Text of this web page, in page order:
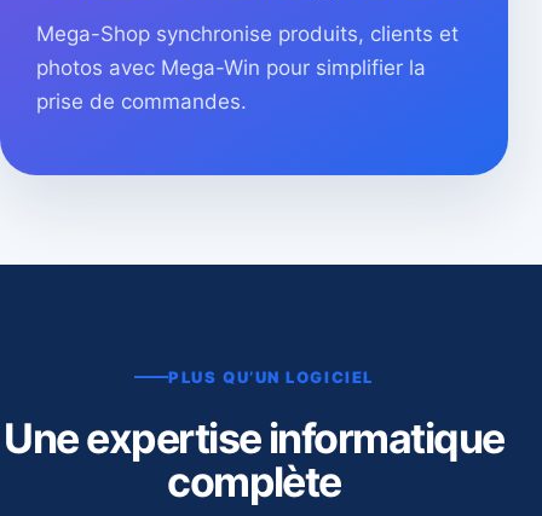
Mega-Shop synchronise produits, clients et
photos avec Mega-Win pour simplifier la
prise de commandes.
PLUS QU’UN LOGICIEL
Une expertise informatique
complète